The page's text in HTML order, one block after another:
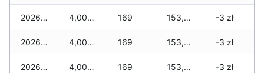
2026-07-16 4,008 zł 169 153,465 zł -3 zł
2026-07-15 4,008 zł 169 153,437 zł -3 zł
2026-07-14 4,008 zł 169 153,297 zł -3 zł